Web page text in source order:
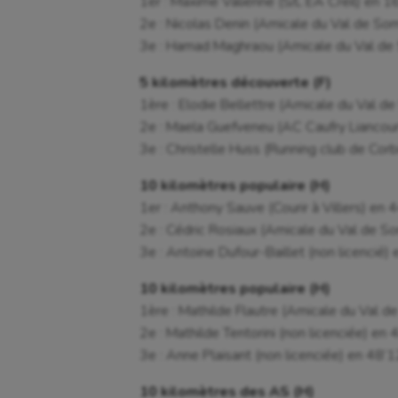
2e : Nicolas Denin (Amicale du Val de
3e : Hamad Maghraou (Amicale du Val de
5 kilomètres découverte (F)
1ère : Elodie Bellettre (Amicale du Val de
2e : Maela Guefveneu (AC Caufry
3e : Christelle Huss (Running club de
10 kilomètres populaire (H)
1er : Anthony Sauve (Courir à Villers) en
2e : Cédric Rosiaux (Amicale du Val de
3e : Antoine Dufour-Baillet (non licencié)
10 kilomètres populaire (H)
1ère : Mathilde Flautre (Amicale du Val
2e : Mathilde Tentorini (non licenciée) en
3e : Anne Plaisant (non licenciée) en 48’12
10 kilomètres des AS (H)